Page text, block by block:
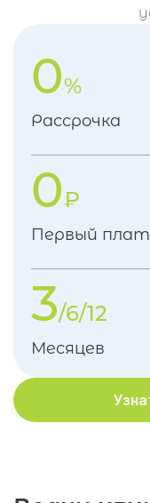
0%
Рассрочка
0₽
Первый
3/6/12
Месяцев